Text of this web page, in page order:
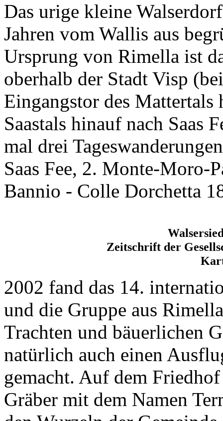
Das urige kleine
Jahren vom Wallis aus
Ursprung von Rimella ist
oberhalb der Stadt Visp
Eingangstor des Mattertals
Saastals hinauf nach Saas
mal drei
Saas Fee, 2. Monte-Moro-
Bannio - Colle Dorchetta
Zeitschrift der
2002 fand das 14.
und die Gruppe aus
Trachten und bäuerlichen
natürlich auch einen
gemacht. Auf dem
Gräber mit dem Namen